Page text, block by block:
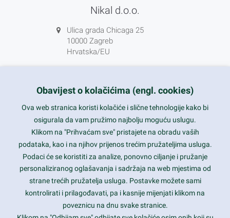
Nikal d.o.o.
+385 1 5556850
info@nikal.hr
HR-AB-01-080761107
ponedjeljak-petak 8-16h
Nazovite nas na besplatni telefon:
0800 85 66
Obavijest o kolačićima (engl. cookies)
Ova web stranica koristi kolačiće i slične tehnologije kako bi
osigurala da vam pružimo najbolju moguću uslugu.
Klikom na "Prihvaćam sve" pristajete na obradu vaših
podataka, kao i na njihov prijenos trećim pružateljima usluga.
Podaci će se koristiti za analize, ponovno ciljanje i pružanje
personaliziranog oglašavanja i sadržaja na web mjestima od
strane trećih pružatelja usluga. Postavke možete sami
kontrolirati i prilagođavati, pa i kasnije mijenjati klikom na
poveznicu na dnu svake stranice.